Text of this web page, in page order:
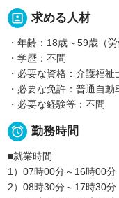
portrait 求める人材
・年齢：18歳～59歳（
・学歴：不問
・必要な資格：介護福
・必要な免許：普通自
・必要な経験等：不問
 勤務時間
■就業時間
1）07時00分～16時00分
2）08時30分～17時30分